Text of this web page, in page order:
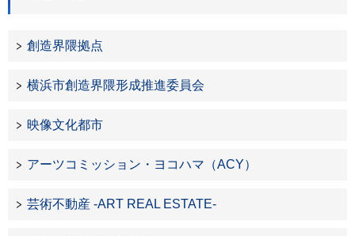
創造界隈拠点
横浜市創造界隈形成推進委員会
映像文化都市
アーツコミッション・ヨコハマ（ACY）
芸術不動産 -ART REAL ESTATE-